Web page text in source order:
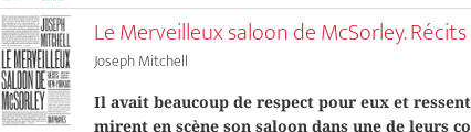
Le Merveilleux saloon de McSorley.
Joseph Mitchell
Il avait beaucoup de respect pour eux et
mirent en scène son saloon dans une de leurs